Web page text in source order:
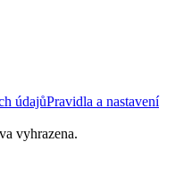
údajůPravidla a nastavení
vyhrazena.